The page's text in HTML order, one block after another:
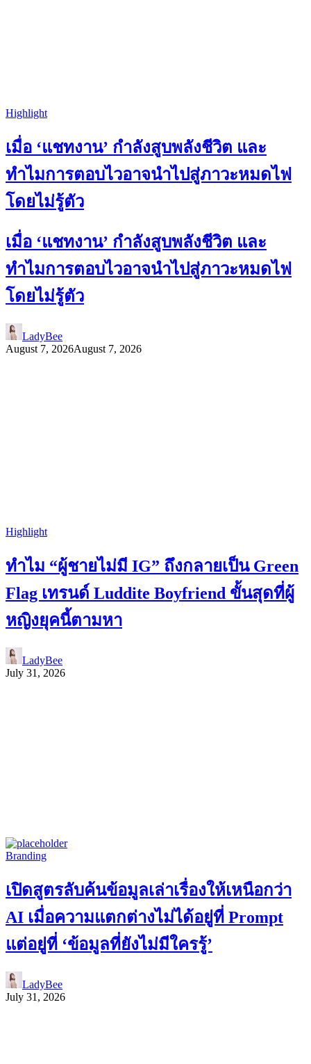
Highlight
เมื่อ ‘แชทงาน’ กำลังสูบพลังชีวิต และ
ทำไมการตอบไวอาจนำไปสู่ภาวะหมดไฟ
โดยไม่รู้ตัว
เมื่อ ‘แชทงาน’ กำลังสูบพลังชีวิต และ
ทำไมการตอบไวอาจนำไปสู่ภาวะหมดไฟ
โดยไม่รู้ตัว
LadyBee
August 7, 2026August 7, 2026
Highlight
ทำไม “ผู้ชายไม่มี IG” ถึงกลายเป็น Green
Flag เทรนด์ Luddite Boyfriend ขั้นสุดที่ผู้
หญิงยุคนี้ตามหา
LadyBee
July 31, 2026
Branding
เปิดสูตรลับค้นข้อมูลเล่าเรื่องให้เหนือกว่า
AI เมื่อความแตกต่างไม่ได้อยู่ที่ Prompt
แต่อยู่ที่ ‘ข้อมูลที่ยังไม่มีใครรู้’
LadyBee
July 31, 2026